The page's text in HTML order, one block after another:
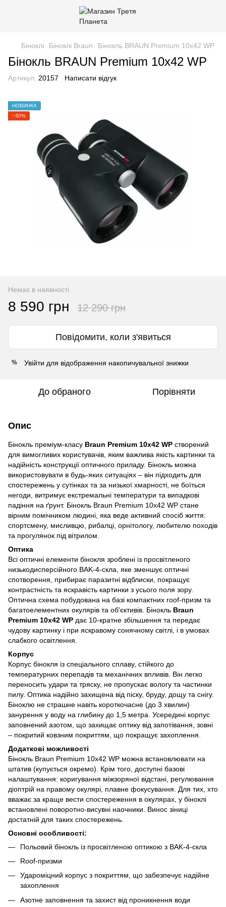
Біноклі Біноклі Braun Бінокль BRAUN Premium 10х42 WP
Бінокль BRAUN Premium 10х42 WP
Артикул: 20157 Написати відгук
НОВИНКА
−30%
Немає в наявності
8 590 грн 12 290 грн
Повідомити, коли з'явиться
% Увійти для відображення накопичувальної знижки
До обраного Порівняти
Опис
Бінокль преміум-класу Braun Premium 10х42 WP створений
для вимогливих користувачів, яким важлива якість картинки та
надійність конструкції оптичного приладу. Бінокль можна
використовувати в будь-яких ситуаціях – він підходить для
спостережень у сутінках та за низької хмарності, не боїться
негоди, витримує екстремальні температури та випадкові
падіння на ґрунт. Бінокль Braun Premium 10х42 WP стане
вірним помічником людині, яка веде активний спосіб життя:
спортсмену, мисливцю, рибалці, орнітологу, любителю походів
та прогулянок під вітрилом.
Оптика
Всі оптичні елементи бінокля зроблені із просвітленого
низькодисперсійного BAK-4-скла, яке зменшує оптичні
спотворення, прибирає паразитні відблиски, покращує
контрастність та яскравість картинки з усього поля зору.
Оптична схема побудована на базі компактних roof-призм та
багатоелементних окулярів та об'єктивів. Бінокль Braun
Premium 10х42 WP дає 10-кратне збільшення та передає
чудову картинку і при яскравому сонячному світлі, і в умовах
слабкого освітлення.
Корпус
Корпус бінокля із спеціального сплаву, стійкого до
температурних перепадів та механічних впливів. Він легко
переносить удари та тряску, не пропускає вологу та частинки
пилу. Оптика надійно захищена від піску, бруду, дощу та снігу.
Біноклю не страшне навіть короткочасне (до 3 хвилин)
занурення у воду на глибину до 1,5 метра. Усередині корпус
заповнений азотом, що захищає оптику від запотівання, зовні
– покритий ковзним покриттям, що покращує захоплення.
Додаткові можливості
Бінокль Braun Premium 10х42 WP можна встановлювати на
штатив (купується окремо). Крім того, доступні базові
налаштування: коригування міжзоряної відстані, регулювання
діоптрій на правому окулярі, плавне фокусування. Для тих, хто
вважає за краще вести спостереження в окулярах, у біноклі
встановлені поворотно-висувні наочники. Винос зіниці
достатній для таких спостережень.
Основні особливості:
Польовий бінокль із просвітленою оптикою з BAK-4-скла
Roof-призми
Удароміцний корпус з покриттям, що забезпечує надійне
захоплення
Азотне заповнення та захист від проникнення води